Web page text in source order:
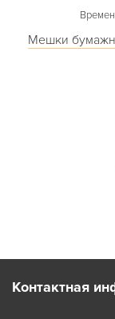
Мешки
Контактная